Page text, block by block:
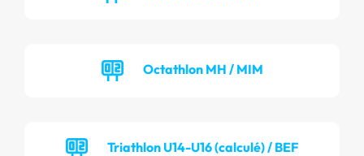
Octathlon MH / MIM
Triathlon U14-U16 (calculé) / BEF